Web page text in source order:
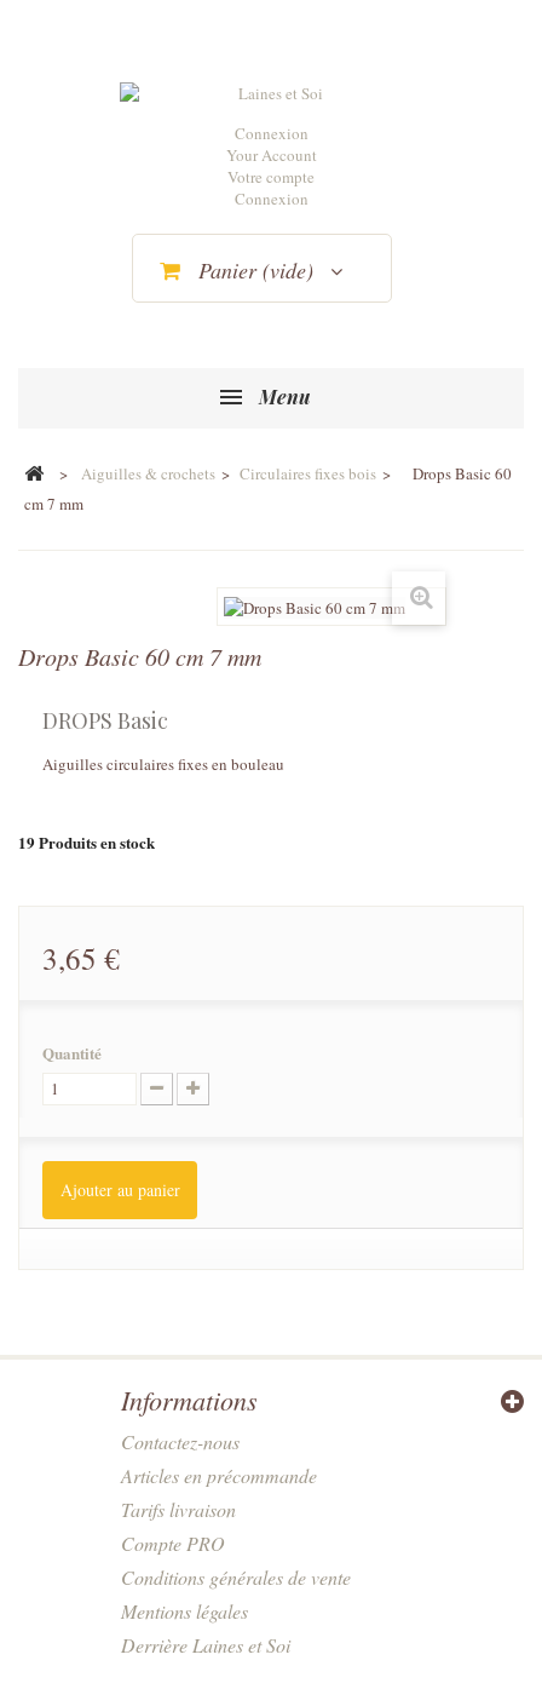
Connexion
Your Account
Votre compte
Connexion
Panier (vide)
Menu
> Aiguilles & crochets > Circulaires fixes bois >
Drops Basic 60
cm 7 mm
Drops Basic 60 cm 7 mm
DROPS Basic
Aiguilles circulaires fixes en bouleau
19 Produits en stock
3,65 €
Quantité
Ajouter au panier
Informations
Contactez-nous
Articles en précommande
Tarifs livraison
Compte PRO
Conditions générales de vente
Mentions légales
Derrière Laines et Soi